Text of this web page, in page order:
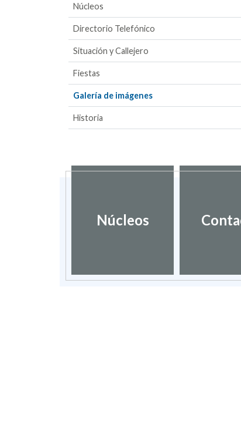
Núcleos
Directorio Telefónico
Situación y Callejero
Fiestas
Galería de imágenes
Historia
Núcleos